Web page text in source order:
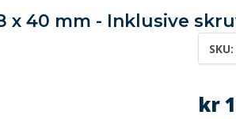
x 40 mm - Inklusive
SKU:
kr